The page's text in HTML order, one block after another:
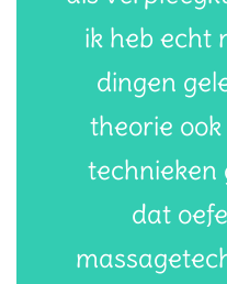
ik heb echt
dingen
theorie
technieken
dat